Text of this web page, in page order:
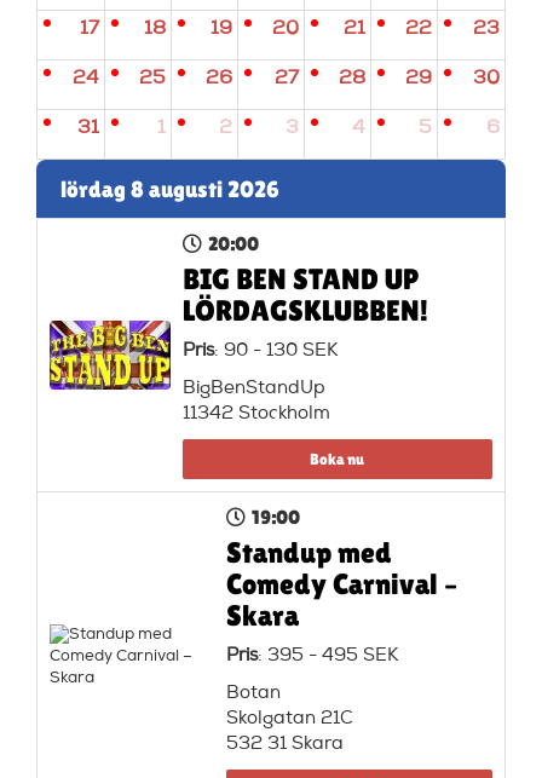
17 18 19 20 21 22 23
24 25 26 27 28 29 30
31 1 2 3 4 5 6
lördag 8 augusti 2026
20:00
BIG BEN STAND UP
LÖRDAGSKLUBBEN!
Pris: 90 - 130 SEK
BigBenStandUp
11342 Stockholm
Boka nu
19:00
Standup med
Comedy Carnival –
Skara
Pris: 395 - 495 SEK
Botan
Skolgatan 21C
532 31 Skara